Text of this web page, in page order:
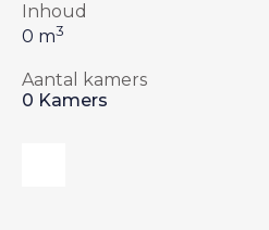
Inhoud
0 m3
Aantal kamers
0 Kamers